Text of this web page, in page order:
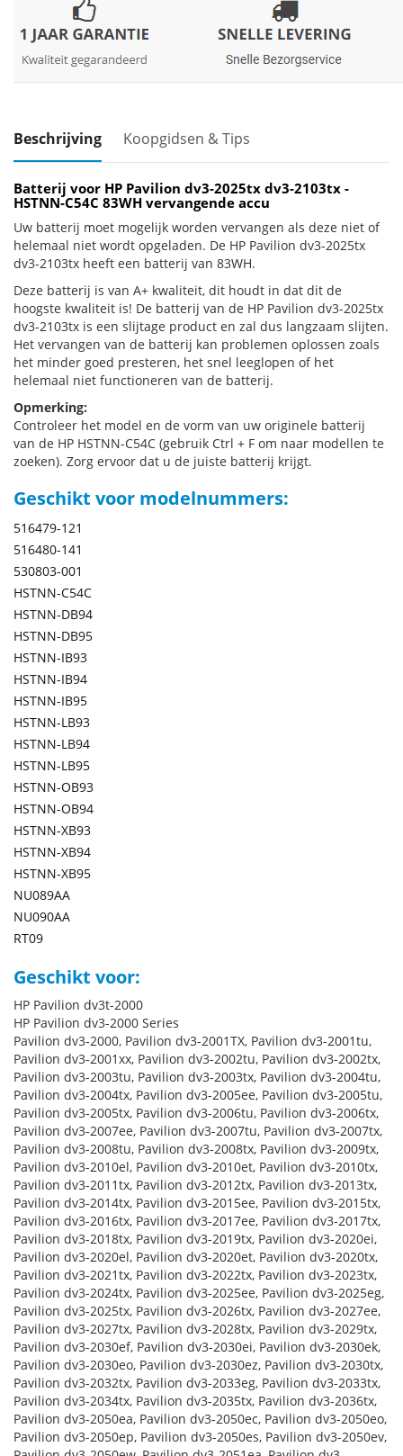
Beschrijving Koopgidsen & Tips
Batterij voor HP Pavilion dv3-2025tx dv3-2103tx -
HSTNN-C54C 83WH vervangende accu
Uw batterij moet mogelijk worden vervangen als deze niet of
helemaal niet wordt opgeladen. De HP Pavilion dv3-2025tx
dv3-2103tx heeft een batterij van 83WH.
Deze batterij is van A+ kwaliteit, dit houdt in dat dit de
hoogste kwaliteit is! De batterij van de HP Pavilion dv3-2025tx
dv3-2103tx is een slijtage product en zal dus langzaam slijten.
Het vervangen van de batterij kan problemen oplossen zoals
het minder goed presteren, het snel leeglopen of het
helemaal niet functioneren van de batterij.
Opmerking:
Controleer het model en de vorm van uw originele batterij
van de HP HSTNN-C54C (gebruik Ctrl + F om naar modellen te
zoeken). Zorg ervoor dat u de juiste batterij krijgt.
Geschikt voor modelnummers:
516479-121
516480-141
530803-001
HSTNN-C54C
HSTNN-DB94
HSTNN-DB95
HSTNN-IB93
HSTNN-IB94
HSTNN-IB95
HSTNN-LB93
HSTNN-LB94
HSTNN-LB95
HSTNN-OB93
HSTNN-OB94
HSTNN-XB93
HSTNN-XB94
HSTNN-XB95
NU089AA
NU090AA
RT09
Geschikt voor:
HP Pavilion dv3t-2000
HP Pavilion dv3-2000 Series
Pavilion dv3-2000, Pavilion dv3-2001TX, Pavilion dv3-2001tu,
Pavilion dv3-2001xx, Pavilion dv3-2002tu, Pavilion dv3-2002tx,
Pavilion dv3-2003tu, Pavilion dv3-2003tx, Pavilion dv3-2004tu,
Pavilion dv3-2004tx, Pavilion dv3-2005ee, Pavilion dv3-2005tu,
Pavilion dv3-2005tx, Pavilion dv3-2006tu, Pavilion dv3-2006tx,
Pavilion dv3-2007ee, Pavilion dv3-2007tu, Pavilion dv3-2007tx,
Pavilion dv3-2008tu, Pavilion dv3-2008tx, Pavilion dv3-2009tx,
Pavilion dv3-2010el, Pavilion dv3-2010et, Pavilion dv3-2010tx,
Pavilion dv3-2011tx, Pavilion dv3-2012tx, Pavilion dv3-2013tx,
Pavilion dv3-2014tx, Pavilion dv3-2015ee, Pavilion dv3-2015tx,
Pavilion dv3-2016tx, Pavilion dv3-2017ee, Pavilion dv3-2017tx,
Pavilion dv3-2018tx, Pavilion dv3-2019tx, Pavilion dv3-2020ei,
Pavilion dv3-2020el, Pavilion dv3-2020et, Pavilion dv3-2020tx,
Pavilion dv3-2021tx, Pavilion dv3-2022tx, Pavilion dv3-2023tx,
Pavilion dv3-2024tx, Pavilion dv3-2025ee, Pavilion dv3-2025eg,
Pavilion dv3-2025tx, Pavilion dv3-2026tx, Pavilion dv3-2027ee,
Pavilion dv3-2027tx, Pavilion dv3-2028tx, Pavilion dv3-2029tx,
Pavilion dv3-2030ef, Pavilion dv3-2030ei, Pavilion dv3-2030ek,
Pavilion dv3-2030eo, Pavilion dv3-2030ez, Pavilion dv3-2030tx,
Pavilion dv3-2032tx, Pavilion dv3-2033eg, Pavilion dv3-2033tx,
Pavilion dv3-2034tx, Pavilion dv3-2035tx, Pavilion dv3-2036tx,
Pavilion dv3-2050ea, Pavilion dv3-2050ec, Pavilion dv3-2050eo,
Pavilion dv3-2050ep, Pavilion dv3-2050es, Pavilion dv3-2050ev,